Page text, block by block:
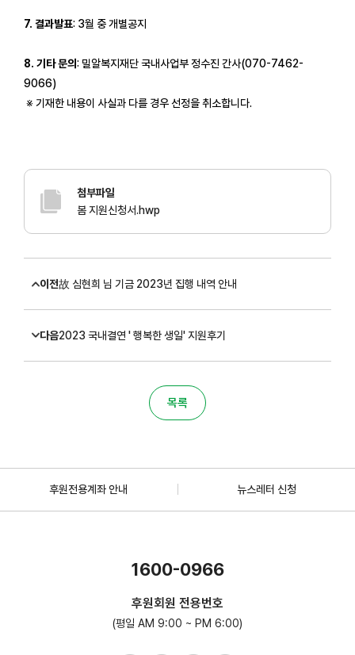
7. 결과발표: 3월 중 개별공지
8. 기타 문의: 밀알복지재단 국내사업부 정수진 간사(070-7462-
9066)
※ 기재한 내용이 사실과 다를 경우 선정을 취소합니다.
첨부파일
봄 지원신청서.hwp
이전故 심현희 님 기금 2023년 집행 내역 안내
다음2023 국내결연 ' 행복한 생일' 지원후기
목록
후원전용계좌 안내 뉴스레터 신청
1600-0966
후원회원 전용번호
(평일 AM 9:00 ~ PM 6:00)